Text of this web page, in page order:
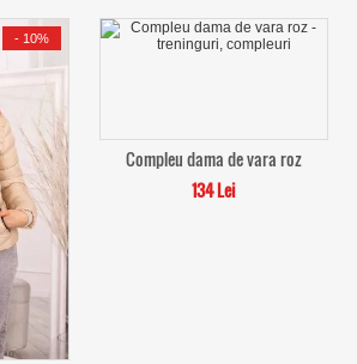
- 10%
Compleu dama de vara roz
134 Lei